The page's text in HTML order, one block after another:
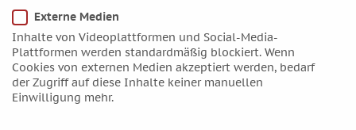
Wegbeschreibung
Rechtliches
Impressum
Externe Medien
Inhalte von Videoplattformen und Social-Media-
Plattformen werden standardmäßig blockiert. Wenn
Cookies von externen Medien akzeptiert werden, bedarf
der Zugriff auf diese Inhalte keiner manuellen
Einwilligung mehr.